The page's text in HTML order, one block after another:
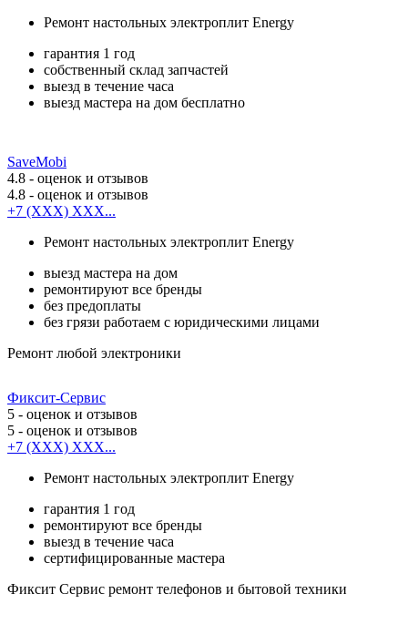
Ремонт настольных электроплит Energy
гарантия 1 год
собственный склад запчастей
выезд в течение часа
выезд мастера на дом бесплатно
SaveMobi
4.8 - оценок и отзывов
4.8 - оценок и отзывов
+7 (XXX) XXX...
Ремонт настольных электроплит Energy
выезд мастера на дом
ремонтируют все бренды
без предоплаты
без грязи работаем с юридическими лицами
Ремонт любой электроники
Фиксит-Сервис
5 - оценок и отзывов
5 - оценок и отзывов
+7 (XXX) XXX...
Ремонт настольных электроплит Energy
гарантия 1 год
ремонтируют все бренды
выезд в течение часа
сертифицированные мастера
Фиксит Сервис ремонт телефонов и бытовой техники